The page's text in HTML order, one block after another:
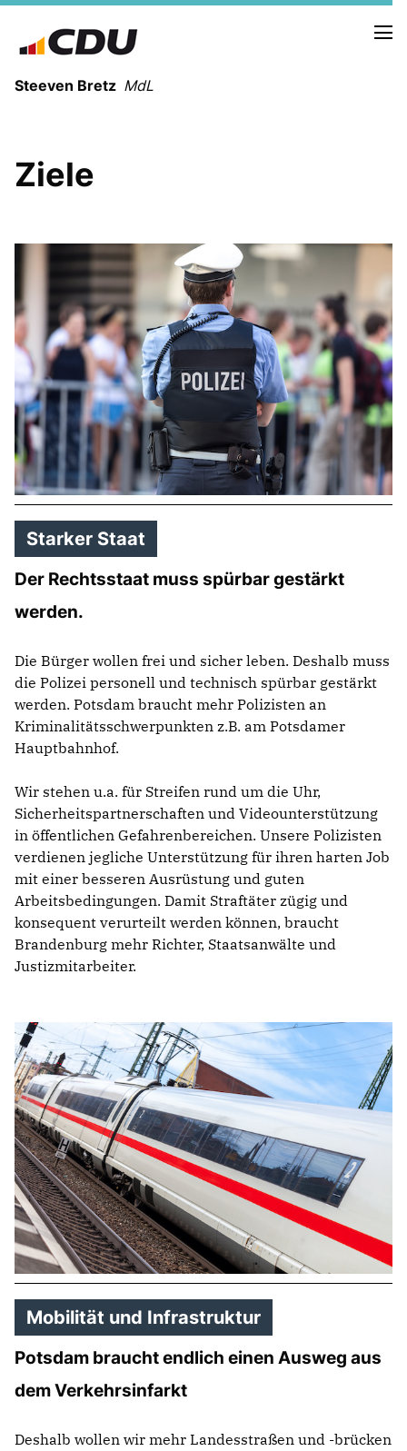
Steeven Bretz MdL
WAHLKREISBESUCHE
PRESSEFOTOS
MEIN BÜRGERBÜRO
MEIN WAHLKREIS
ZIELE
Redebeiträge
Anträge CDU
Kleine Anfragen
CDU Deutschland
CDU Fraktion im Brandenburger Landtag
CDU Potsdam
Ziele
Starker Staat
Der Rechtsstaat muss spürbar gestärkt
werden.
Die Bürger wollen frei und sicher leben. Deshalb muss
die Polizei personell und technisch spürbar gestärkt
werden. Potsdam braucht mehr Polizisten an
Kriminalitätsschwerpunkten z.B. am Potsdamer
Hauptbahnhof.
Wir stehen u.a. für Streifen rund um die Uhr,
Sicherheitspartnerschaften und Videounterstützung
in öffentlichen Gefahrenbereichen. Unsere Polizisten
verdienen jegliche Unterstützung für ihren harten Job
mit einer besseren Ausrüstung und guten
Arbeitsbedingungen. Damit Straftäter zügig und
konsequent verurteilt werden können, braucht
Brandenburg mehr Richter, Staatsanwälte und
Justizmitarbeiter.
Mobilität und Infrastruktur
Potsdam braucht endlich einen Ausweg aus
dem Verkehrsinfarkt
Deshalb wollen wir mehr Landesstraßen und -brücken